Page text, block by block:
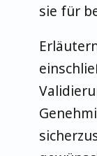
sie für